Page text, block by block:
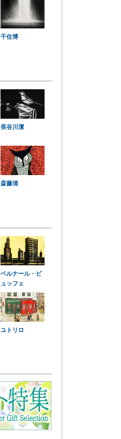
千住博
長谷川潔
斎藤清
ベルナール・ビ
ュッフェ
ユトリロ